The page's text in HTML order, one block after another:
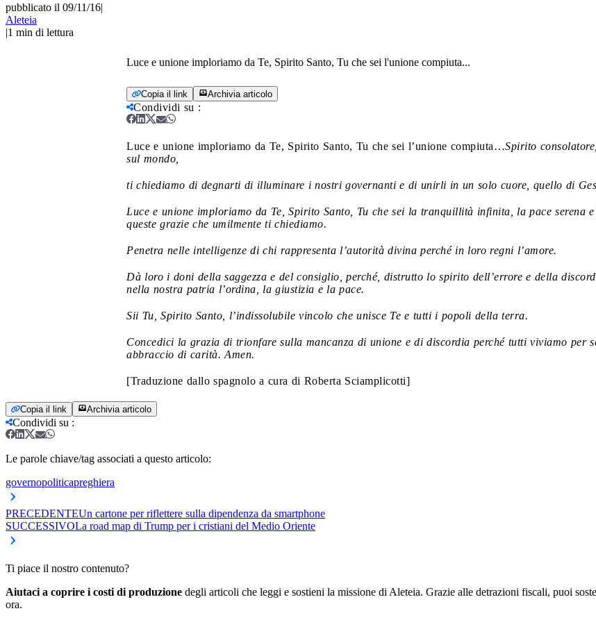
pubblicato il 09/11/16|
Aleteia
|1 min di lettura
Luce e unione imploriamo da Te, Spirito Santo, Tu che sei l'unione compiuta...
Copia il link Archivia articolo
Condividi su :
Luce e unione imploriamo da Te, Spirito Santo, Tu che sei l’unione compiuta…Spirito
sul mondo,
ti chiediamo di degnarti di illuminare i nostri governanti e di unirli in un solo cuore, quello di
Luce e unione imploriamo da Te, Spirito Santo, Tu che sei la tranquillità infinita, la pace serena
queste grazie che umilmente ti chiediamo.
Penetra nelle intelligenze di chi rappresenta l’autorità divina perché in loro regni l’amore.
Dà loro i doni della saggezza e del consiglio, perché, distrutto lo spirito dell’errore e della
nella nostra patria l’ordina, la giustizia e la pace.
Sii Tu, Spirito Santo, l’indissolubile vincolo che unisce Te e tutti i popoli della terra.
Concedici la grazia di trionfare sulla mancanza di unione e di discordia perché tutti viviamo per
abbraccio di carità. Amen.
[Traduzione dallo spagnolo a cura di Roberta Sciamplicotti]
Copia il link Archivia articolo
Condividi su :
Le parole chiave/tag associati a questo articolo:
governopoliticapreghiera
PRECEDENTEUn cartone per riflettere sulla dipendenza da smartphone
SUCCESSIVOLa road map di Trump per i cristiani del Medio Oriente
Ti piace il nostro contenuto?
Aiutaci a coprire i costi di produzione degli articoli che leggi e sostieni la missione di Aleteia. Grazie alle detrazioni fiscali, puoi
ora.